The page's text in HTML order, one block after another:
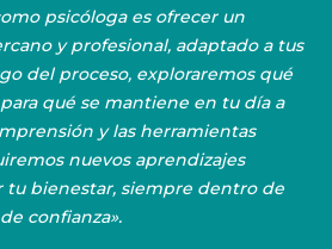
psicóloga es ofrecer un
y profesional, adaptado a tus
del proceso, exploraremos qué
qué se mantiene en tu día a
y las herramientas
nuevos aprendizajes
tu bienestar, siempre dentro de
confianza».